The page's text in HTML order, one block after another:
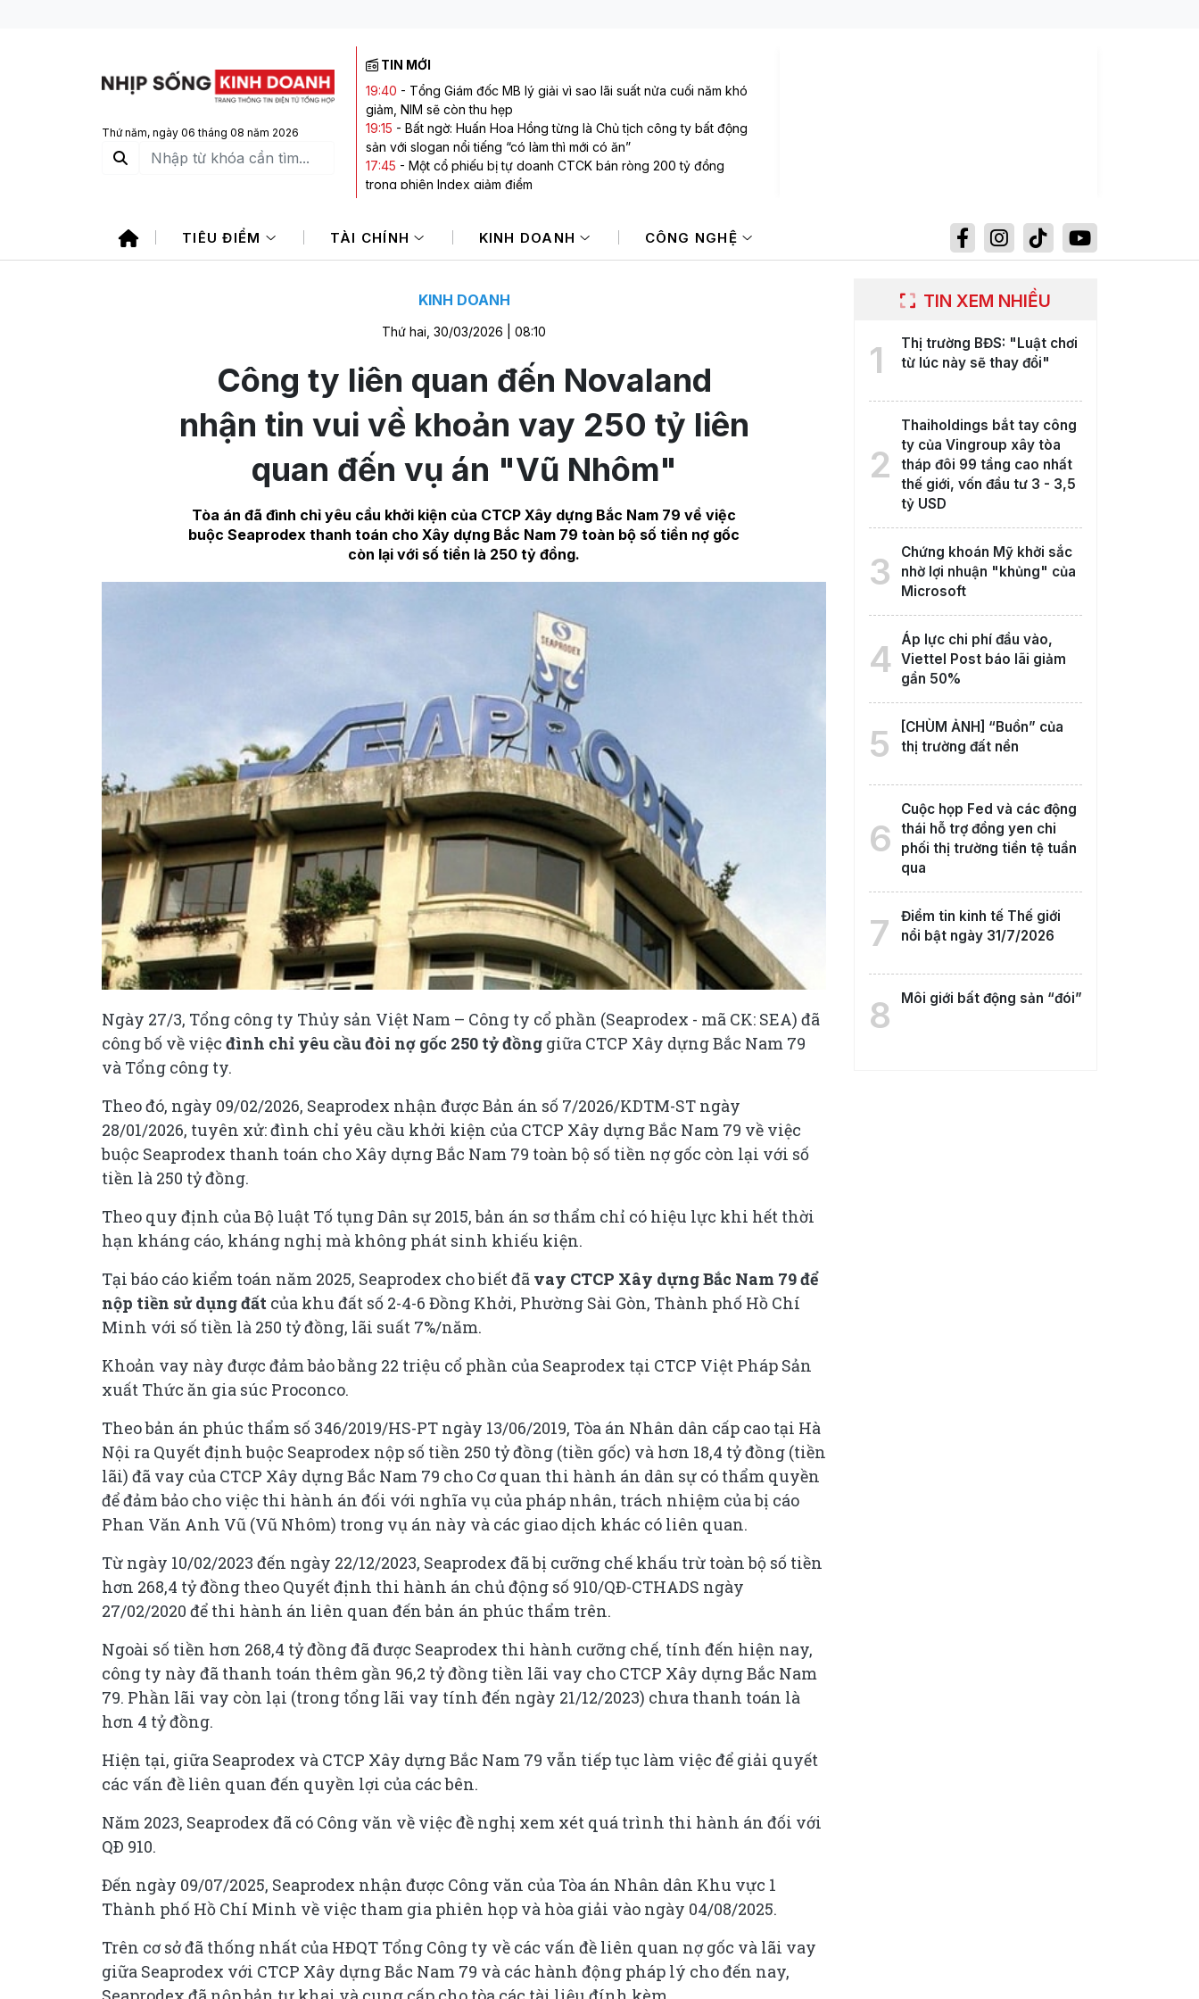
Thứ năm, ngày 06 tháng 08 năm 2026
TIN MỚI
19:40 - Tổng Giám đốc MB lý giải vì sao lãi suất nửa cuối năm khó
giảm, NIM sẽ còn thu hẹp
19:15 - Bất ngờ: Huấn Hoa Hồng từng là Chủ tịch công ty bất động
sản với slogan nổi tiếng “có làm thì mới có ăn”
17:45 - Một cổ phiếu bị tự doanh CTCK bán ròng 200 tỷ đồng
trong phiên Index giảm điểm
16:49- Chứng khoán châu Á giảm điểm sau đà hưng phấn nhờ cổ
phiếu AI
TIÊU ĐIỂM TÀI CHÍNH KINH DOANH CÔNG NGHỆ
KINH DOANH
Thứ hai, 30/03/2026 | 08:10
Công ty liên quan đến Novaland
nhận tin vui về khoản vay 250 tỷ liên
quan đến vụ án "Vũ Nhôm"
Tòa án đã đình chỉ yêu cầu khởi kiện của CTCP Xây dựng Bắc Nam 79 về việc
buộc Seaprodex thanh toán cho Xây dựng Bắc Nam 79 toàn bộ số tiền nợ gốc
còn lại với số tiền là 250 tỷ đồng.
Ngày 27/3, Tổng công ty Thủy sản Việt Nam – Công ty cổ phần (Seaprodex - mã CK: SEA) đã
công bố về việc đình chỉ yêu cầu đòi nợ gốc 250 tỷ đồng giữa CTCP Xây dựng Bắc Nam 79
và Tổng công ty.
Theo đó, ngày 09/02/2026, Seaprodex nhận được Bản án số 7/2026/KDTM-ST ngày
28/01/2026, tuyên xử: đình chỉ yêu cầu khởi kiện của CTCP Xây dựng Bắc Nam 79 về việc
buộc Seaprodex thanh toán cho Xây dựng Bắc Nam 79 toàn bộ số tiền nợ gốc còn lại với số
tiền là 250 tỷ đồng.
Theo quy định của Bộ luật Tố tụng Dân sự 2015, bản án sơ thẩm chỉ có hiệu lực khi hết thời
hạn kháng cáo, kháng nghị mà không phát sinh khiếu kiện.
Tại báo cáo kiểm toán năm 2025, Seaprodex cho biết đã vay CTCP Xây dựng Bắc Nam 79 để
nộp tiền sử dụng đất của khu đất số 2-4-6 Đồng Khởi, Phường Sài Gòn, Thành phố Hồ Chí
Minh với số tiền là 250 tỷ đồng, lãi suất 7%/năm.
Khoản vay này được đảm bảo bằng 22 triệu cổ phần của Seaprodex tại CTCP Việt Pháp Sản
xuất Thức ăn gia súc Proconco.
Theo bản án phúc thẩm số 346/2019/HS-PT ngày 13/06/2019, Tòa án Nhân dân cấp cao tại Hà
Nội ra Quyết định buộc Seaprodex nộp số tiền 250 tỷ đồng (tiền gốc) và hơn 18,4 tỷ đồng (tiền
lãi) đã vay của CTCP Xây dựng Bắc Nam 79 cho Cơ quan thi hành án dân sự có thẩm quyền
để đảm bảo cho việc thi hành án đối với nghĩa vụ của pháp nhân, trách nhiệm của bị cáo
Phan Văn Anh Vũ (Vũ Nhôm) trong vụ án này và các giao dịch khác có liên quan.
Từ ngày 10/02/2023 đến ngày 22/12/2023, Seaprodex đã bị cưỡng chế khấu trừ toàn bộ số tiền
hơn 268,4 tỷ đồng theo Quyết định thi hành án chủ động số 910/QĐ-CTHADS ngày
27/02/2020 để thi hành án liên quan đến bản án phúc thẩm trên.
Ngoài số tiền hơn 268,4 tỷ đồng đã được Seaprodex thi hành cưỡng chế, tính đến hiện nay,
công ty này đã thanh toán thêm gần 96,2 tỷ đồng tiền lãi vay cho CTCP Xây dựng Bắc Nam
79. Phần lãi vay còn lại (trong tổng lãi vay tính đến ngày 21/12/2023) chưa thanh toán là
hơn 4 tỷ đồng.
Hiện tại, giữa Seaprodex và CTCP Xây dựng Bắc Nam 79 vẫn tiếp tục làm việc để giải quyết
các vấn đề liên quan đến quyền lợi của các bên.
Năm 2023, Seaprodex đã có Công văn về việc đề nghị xem xét quá trình thi hành án đối với
QÐ 910.
Đến ngày 09/07/2025, Seaprodex nhận được Công văn của Tòa án Nhân dân Khu vực 1
Thành phố Hồ Chí Minh về việc tham gia phiên họp và hòa giải vào ngày 04/08/2025.
Trên cơ sở đã thống nhất của HĐQT Tổng Công ty về các vấn đề liên quan nợ gốc và lãi vay
giữa Seaprodex với CTCP Xây dựng Bắc Nam 79 và các hành động pháp lý cho đến nay,
TIN XEM NHIỀU
1
Thị trường BĐS: "Luật chơi
từ lúc này sẽ thay đổi"
2
Thaiholdings bắt tay công
ty của Vingroup xây tòa
tháp đôi 99 tầng cao nhất
thế giới, vốn đầu tư 3 - 3,5
tỷ USD
3
Chứng khoán Mỹ khởi sắc
nhờ lợi nhuận "khủng" của
Microsoft
4
Áp lực chi phí đầu vào,
Viettel Post báo lãi giảm
gần 50%
5
[CHÙM ẢNH] “Buồn” của
thị trường đất nền
6
Cuộc họp Fed và các động
thái hỗ trợ đồng yen chi
phối thị trường tiền tệ tuần
qua
7
Điểm tin kinh tế Thế giới
nổi bật ngày 31/7/2026
8 Môi giới bất động sản “đói”